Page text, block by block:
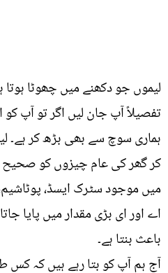
لیموں جو دکھنے میں چھوٹا
تفصیلاً آپ جان لیں اگر تو آپ کو
ہماری سوچ سے بھی بڑھ کر ہے۔
کر گھر کی عام چیزوں کو صحیح
میں موجود سٹرک ایسڈ،
اے اور ای بڑی مقدار میں پایا
باعث بنتا ہے۔
آج ہم آپ کو بتا رہے ہیں کہ کس